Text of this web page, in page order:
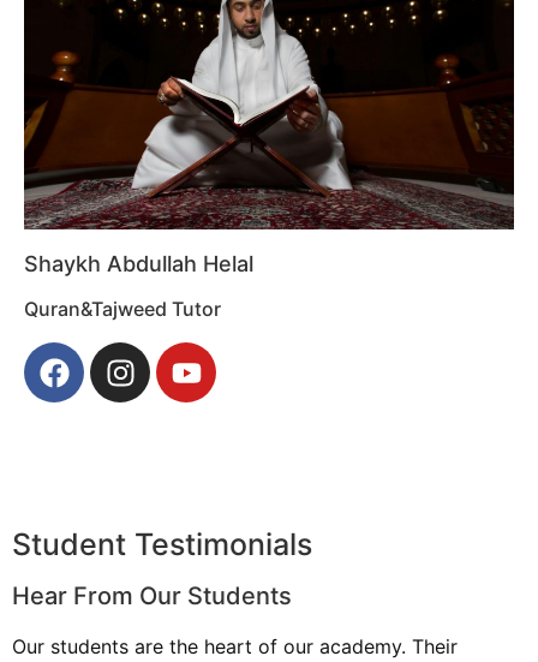
Shaykh Abdullah Helal
Quran&Tajweed Tutor
Student Testimonials
Hear From Our Students
Our students are the heart of our academy. Their